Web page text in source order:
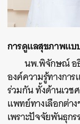
การดูแลสุขภาพแบ
นพ.พิจักษณ์ อธิ
องค์ความรู้ทางกา
ร่วมกัน ทั้งด้านเวช
แพทย์ทางเลือกต่า
เพราะปัจจัยพันธุก